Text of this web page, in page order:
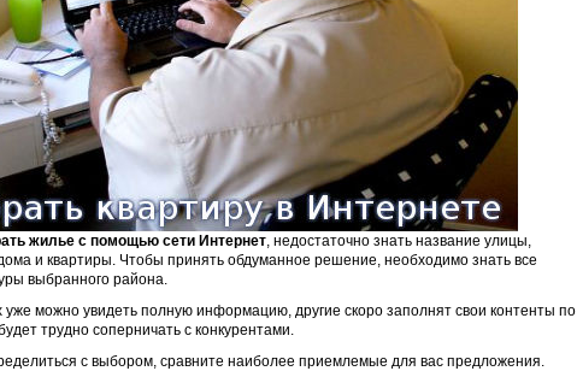
жилье с помощью сети Интернет, недостаточно знать название улицы,
и квартиры. Чтобы принять обдуманное решение, необходимо знать все
выбранного района.
уже можно увидеть полную информацию, другие скоро заполнят свои контенты по
трудно соперничать с конкурентами.
с выбором, сравните наиболее приемлемые для вас предложения.